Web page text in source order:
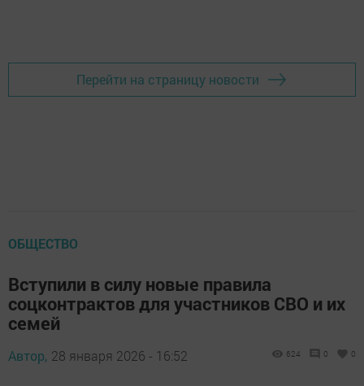
Перейти на страницу новости
ОБЩЕСТВО
Вступили в силу новые правила
соцконтрактов для участников СВО и их
семей
Автор, 28 января 2026 - 16:52 624 0 0